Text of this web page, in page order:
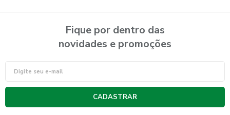
Fique por dentro das
novidades e promoções
CADASTRAR